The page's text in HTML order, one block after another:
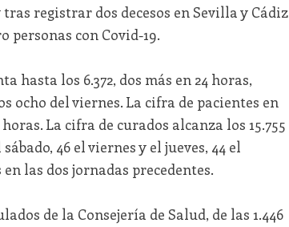
registrar dos decesos en Sevilla y Cádiz
personas con Covid-19.
hasta los 6.372, dos más en 24 horas,
ocho del viernes. La cifra de pacientes en
La cifra de curados alcanza los 15.755
46 el viernes y el jueves, 44 el
las dos jornadas precedentes.
de la Consejería de Salud, de las 1.446